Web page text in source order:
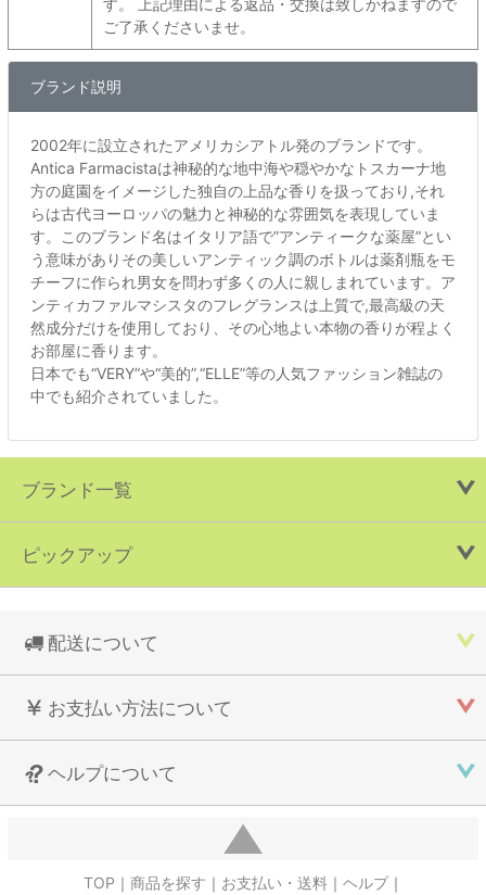
ご了承くださいませ。
ブランド説明
2002年に設立されたアメリカシアトル発のブランドです。
Antica Farmacistaは神秘的な地中海や穏やかなトスカーナ地
方の庭園をイメージした独自の上品な香りを扱っており,それ
らは古代ヨーロッパの魅力と神秘的な雰囲気を表現していま
す。このブランド名はイタリア語で”アンティークな薬屋”とい
う意味がありその美しいアンティック調のボトルは薬剤瓶をモ
チーフに作られ男女を問わず多くの人に親しまれています。ア
ンティカファルマシスタのフレグランスは上質で,最高級の天
然成分だけを使用しており、その心地よい本物の香りが程よく
お部屋に香ります。
日本でも“VERY”や“美的”,“ELLE”等の人気ファッション雑誌の
中でも紹介されていました。
ブランド一覧
ピックアップ
配送について
お支払い方法について
ヘルプについて
TOP 商品を探す お支払い・送料 ヘルプ